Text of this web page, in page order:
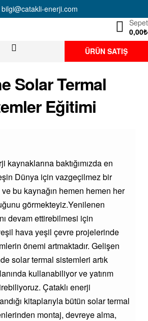
bilgi@catakli-enerji.com
Sepet
0,00₺
ÜRÜN SATIŞ
Solar Termal
Eğitimi
baktığımızda en
Dünya için vazgeçilmez bir
bu kaynağın hemen hemen her
görmekteyiz.Yenilenen
devam ettirebilmesi için
hava yeşil çevre projelerinde
önemi artmaktadır. Gelişen
solar termal sistemleri artık
kullanabiliyor ve yatırım
Çataklı enerji
kitaplarıyla bütün solar termal
montaj, devreye alma,